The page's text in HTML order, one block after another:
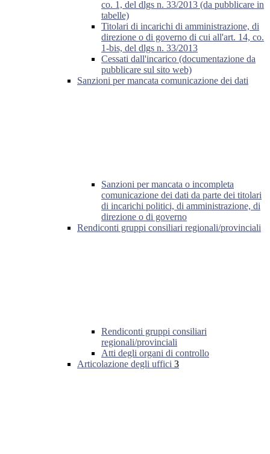
co. 1, del dlgs n. 33/2013 (da pubblicare in
tabelle)
Titolari di incarichi di amministrazione, di
direzione o di governo di cui all'art. 14, co.
1-bis, del dlgs n. 33/2013
Cessati dall'incarico (documentazione da
pubblicare sul sito web)
Sanzioni per mancata comunicazione dei dati
Sanzioni per mancata o incompleta
comunicazione dei dati da parte dei titolari
di incarichi politici, di amministrazione, di
direzione o di governo
Rendiconti gruppi consiliari regionali/provinciali
Rendiconti gruppi consiliari
regionali/provinciali
Atti degli organi di controllo
Articolazione degli uffici 3